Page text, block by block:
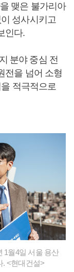
맺은 불가리아
성사시키고
인다.
분야 중심 전
전을 넘어 소형
적극적으로
1월4일 서울 용산
. <현대건설>